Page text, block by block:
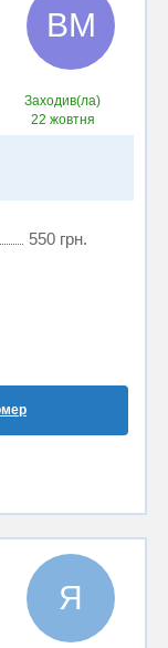
ВМ
Заходив(ла)
22 жовтня
550 грн.
Я